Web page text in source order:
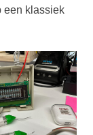
een klassiek